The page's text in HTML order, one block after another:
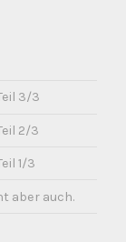
3/3
2/3
1/3
aber auch.